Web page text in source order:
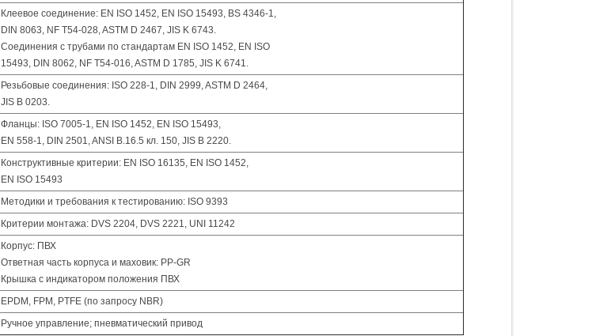
Клеевое соединение: EN ISO 1452, EN ISO 15493, BS 4346-1,
DIN 8063, NF T54-028, ASTM D 2467, JIS K 6743.
Соединения с трубами по стандартам EN ISO 1452, EN ISO
15493, DIN 8062, NF T54-016, ASTM D 1785, JIS K 6741.
Резьбовые соединения: ISO 228-1, DIN 2999, ASTM D 2464,
JIS B 0203.
Фланцы: ISO 7005-1, EN ISO 1452, EN ISO 15493,
EN 558-1, DIN 2501, ANSI B.16.5 кл. 150, JIS B 2220.
Конструктивные критерии: EN ISO 16135, EN ISO 1452,
EN ISO 15493
Методики и требования к тестированию: ISO 9393
Критерии монтажа: DVS 2204, DVS 2221, UNI 11242
Корпус: ПВХ
Ответная часть корпуса и маховик: PP-GR
Крышка с индикатором положения ПВХ
EPDM, FPM, PTFE (по запросу NBR)
Ручное управление; пневматический привод